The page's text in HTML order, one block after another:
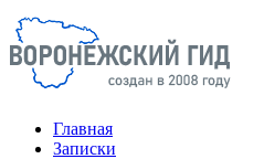
Главная
Записки